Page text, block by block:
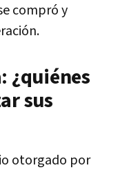
compró y
¿quiénes
sus
otorgado por